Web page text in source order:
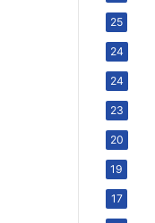
25
24
24
23
20
19
17